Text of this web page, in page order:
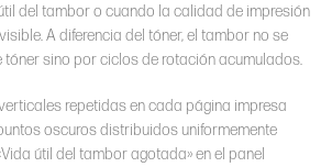
del tambor o cuando la calidad de impresión
A diferencia del tóner, el tambor no se
sino por ciclos de rotación acumulados.
repetidas en cada página impresa
oscuros distribuidos uniformemente
útil del tambor agotada» en el panel